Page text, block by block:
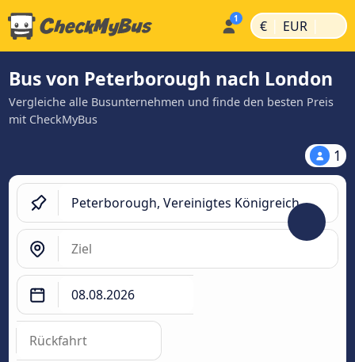
€ | EUR |
Bus von Peterborough nach London
Vergleiche alle Busunternehmen und finde den besten Preis
mit CheckMyBus
1